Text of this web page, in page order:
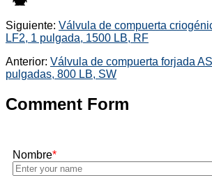
Siguiente: Válvula de compuerta
LF2, 1 pulgada, 1500 LB, RF
Anterior: Válvula de compuerta forjada
pulgadas, 800 LB, SW
Comment Form
Nombre*